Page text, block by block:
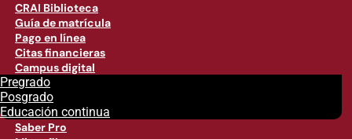
CRAI Biblioteca
Guía de matrícula
Pago en línea
Citas financieras
Campus digital
Pregrado
Posgrado
Educación continua
Saber Pro